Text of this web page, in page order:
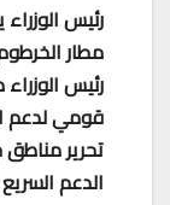
رئيس
مطار
رئيس
قومي لدعم
تحرير
الدعم